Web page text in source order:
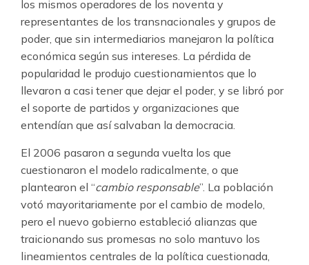
los mismos operadores de los noventa y
representantes de los transnacionales y grupos de
poder, que sin intermediarios manejaron la política
económica según sus intereses. La pérdida de
popularidad le produjo cuestionamientos que lo
llevaron a casi tener que dejar el poder, y se libró por
el soporte de partidos y organizaciones que
entendían que así salvaban la democracia.
El 2006 pasaron a segunda vuelta los que
cuestionaron el modelo radicalmente, o que
plantearon el “cambio responsable”. La población
votó mayoritariamente por el cambio de modelo,
pero el nuevo gobierno estableció alianzas que
traicionando sus promesas no solo mantuvo los
lineamientos centrales de la política cuestionada,